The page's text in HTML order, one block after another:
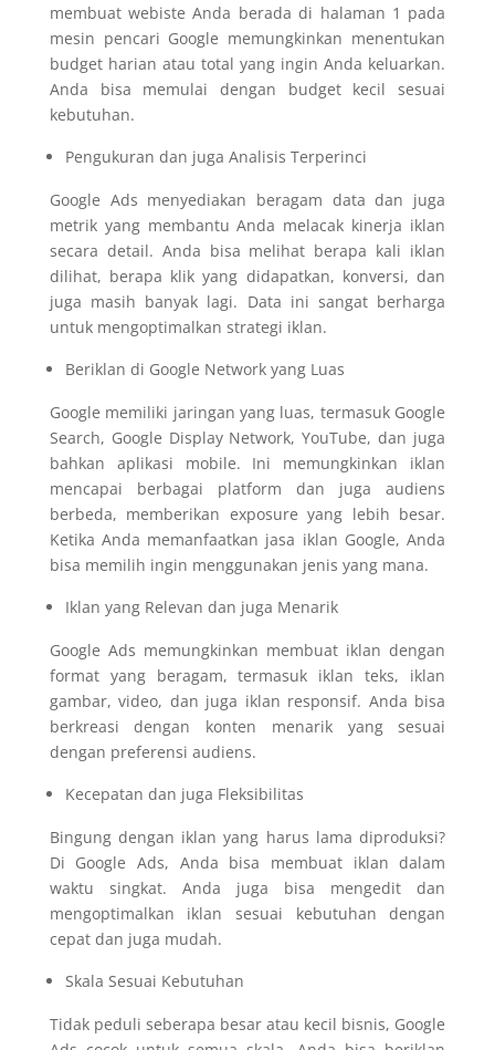
membuat webiste Anda berada di halaman 1 pada
mesin pencari Google memungkinkan menentukan
budget harian atau total yang ingin Anda keluarkan.
Anda bisa memulai dengan budget kecil sesuai
kebutuhan.
Pengukuran dan juga Analisis Terperinci
Google Ads menyediakan beragam data dan juga
metrik yang membantu Anda melacak kinerja iklan
secara detail. Anda bisa melihat berapa kali iklan
dilihat, berapa klik yang didapatkan, konversi, dan
juga masih banyak lagi. Data ini sangat berharga
untuk mengoptimalkan strategi iklan.
Beriklan di Google Network yang Luas
Google memiliki jaringan yang luas, termasuk Google
Search, Google Display Network, YouTube, dan juga
bahkan aplikasi mobile. Ini memungkinkan iklan
mencapai berbagai platform dan juga audiens
berbeda, memberikan exposure yang lebih besar.
Ketika Anda memanfaatkan jasa iklan Google, Anda
bisa memilih ingin menggunakan jenis yang mana.
Iklan yang Relevan dan juga Menarik
Google Ads memungkinkan membuat iklan dengan
format yang beragam, termasuk iklan teks, iklan
gambar, video, dan juga iklan responsif. Anda bisa
berkreasi dengan konten menarik yang sesuai
dengan preferensi audiens.
Kecepatan dan juga Fleksibilitas
Bingung dengan iklan yang harus lama diproduksi?
Di Google Ads, Anda bisa membuat iklan dalam
waktu singkat. Anda juga bisa mengedit dan
mengoptimalkan iklan sesuai kebutuhan dengan
cepat dan juga mudah.
Skala Sesuai Kebutuhan
Tidak peduli seberapa besar atau kecil bisnis, Google